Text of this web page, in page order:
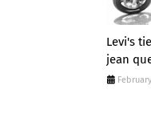
Levi's
jean